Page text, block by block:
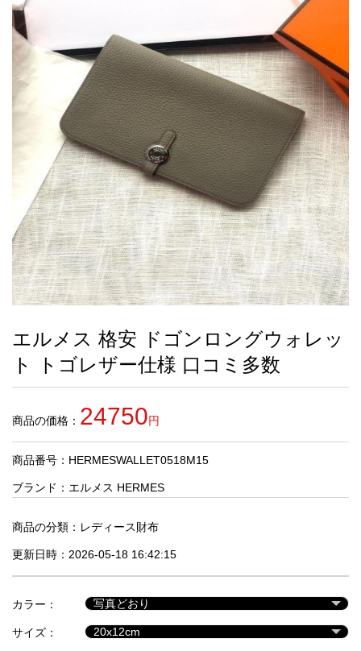
登
ー
ー
お
ら
yoyocopys@gmail.com
2026人気特集
バッグ
財布
時計
ズボン
衣装セット
住まい用品
アクセサリー
ベルト
スカーフ
アイフォーンケ
ース
小物
最
新
製
品
商
品
人
商
セ
ル
📢 2026春の新作続々更新中！期間中のご注文でお得な割引をご利用いただ
新作入荷！ルイ・ヴィトンスーパーコピー バッグ最新モデルが登場。
エルメス 格安 ドゴンロングウォレッ
ト トゴレザー仕様 口コミ多数
商品の価格： 24750円
商品番号：HERMESWALLET0518M15
ブランド： エルメス HERMES
商品の分類： レディース財布
更新日時：2026-05-18 16:42:15
カラー：
サイズ：